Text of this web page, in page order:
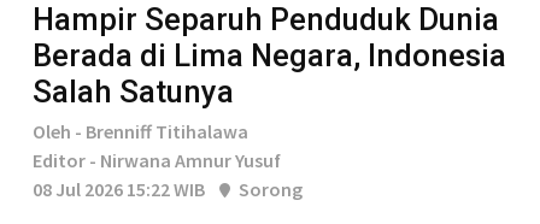
Hampir Separuh Penduduk Dunia
Berada di Lima Negara, Indonesia
Salah Satunya
Oleh - Brenniff Titihalawa
Editor - Nirwana Amnur Yusuf
08 Jul 2026 15:22 WIB
Sorong